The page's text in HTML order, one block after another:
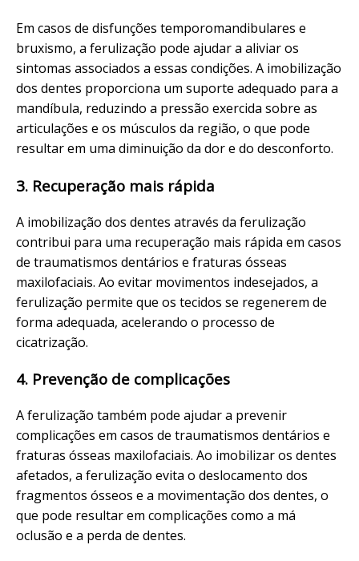
Em casos de disfunções temporomandibulares e
bruxismo, a ferulização pode ajudar a aliviar os
sintomas associados a essas condições. A imobilização
dos dentes proporciona um suporte adequado para a
mandíbula, reduzindo a pressão exercida sobre as
articulações e os músculos da região, o que pode
resultar em uma diminuição da dor e do desconforto.
3. Recuperação mais rápida
A imobilização dos dentes através da ferulização
contribui para uma recuperação mais rápida em casos
de traumatismos dentários e fraturas ósseas
maxilofaciais. Ao evitar movimentos indesejados, a
ferulização permite que os tecidos se regenerem de
forma adequada, acelerando o processo de
cicatrização.
4. Prevenção de complicações
A ferulização também pode ajudar a prevenir
complicações em casos de traumatismos dentários e
fraturas ósseas maxilofaciais. Ao imobilizar os dentes
afetados, a ferulização evita o deslocamento dos
fragmentos ósseos e a movimentação dos dentes, o
que pode resultar em complicações como a má
oclusão e a perda de dentes.